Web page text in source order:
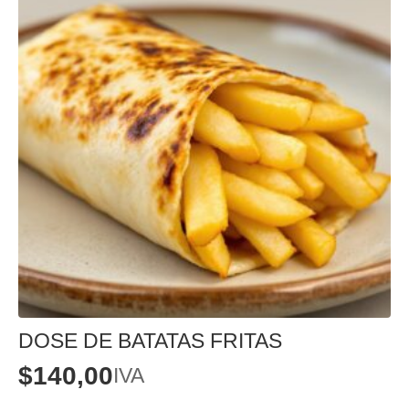
DOSE DE BATATAS FRITAS
$140,00 IVA